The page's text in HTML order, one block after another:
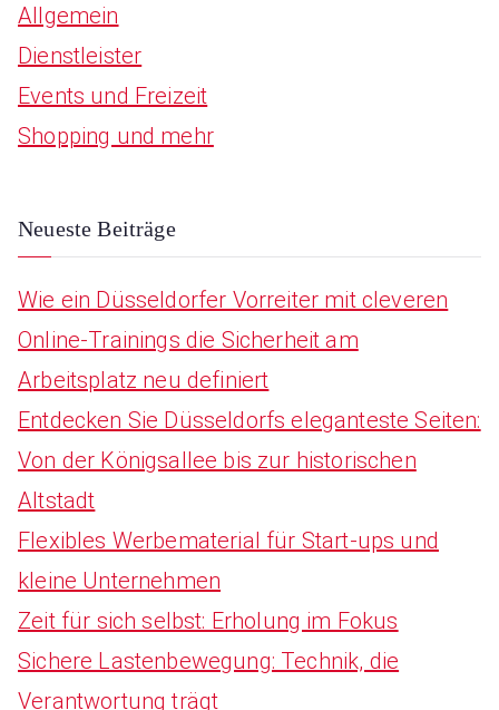
Allgemein
Dienstleister
Events und Freizeit
Shopping und mehr
Neueste Beiträge
Wie ein Düsseldorfer Vorreiter mit cleveren
Online-Trainings die Sicherheit am
Arbeitsplatz neu definiert
Entdecken Sie Düsseldorfs eleganteste Seiten:
Von der Königsallee bis zur historischen
Altstadt
Flexibles Werbematerial für Start-ups und
kleine Unternehmen
Zeit für sich selbst: Erholung im Fokus
Sichere Lastenbewegung: Technik, die
Verantwortung trägt